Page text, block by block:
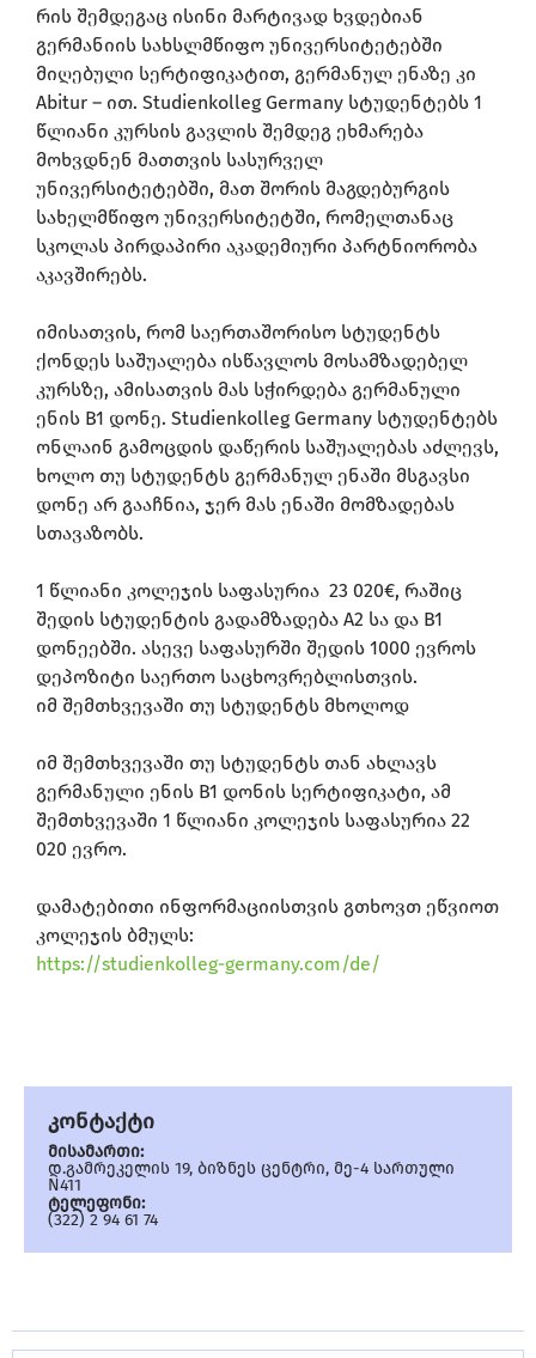
რის შემდეგაც ისინი მარტივად ხვდებიან
გერმანიის სახსლმწიფო უნივერსიტეტებში
მიღებული სერტიფიკატით, გერმანულ ენაზე კი
Abitur – ით. Studienkolleg Germany სტუდენტებს 1
წლიანი კურსის გავლის შემდეგ ეხმარება
მოხვდნენ მათთვის სასურველ
უნივერსიტეტებში, მათ შორის მაგდებურგის
სახელმწიფო უნივერსიტეტში, რომელთანაც
სკოლას პირდაპირი აკადემიური პარტნიორობა
აკავშირებს.
იმისათვის, რომ საერთაშორისო სტუდენტს
ქონდეს საშუალება ისწავლოს მოსამზადებელ
კურსზე, ამისათვის მას სჭირდება გერმანული
ენის B1 დონე. Studienkolleg Germany სტუდენტებს
ონლაინ გამოცდის დაწერის საშუალებას აძლევს,
ხოლო თუ სტუდენტს გერმანულ ენაში მსგავსი
დონე არ გააჩნია, ჯერ მას ენაში მომზადებას
სთავაზობს.
1 წლიანი კოლეჯის საფასურია 23 020€, რაშიც
შედის სტუდენტის გადამზადება A2 სა და B1
დონეებში. ასევე საფასურში შედის 1000 ევროს
დეპოზიტი საერთო საცხოვრებლისთვის.
იმ შემთხვევაში თუ სტუდენტს მხოლოდ
იმ შემთხვევაში თუ სტუდენტს თან ახლავს
გერმანული ენის B1 დონის სერტიფიკატი, ამ
შემთხვევაში 1 წლიანი კოლეჯის საფასურია 22
020 ევრო.
დამატებითი ინფორმაციისთვის გთხოვთ ეწვიოთ
კოლეჯის ბმულს:
https://studienkolleg-germany.com/de/
კონტაქტი
მისამართი:
დ.გამრეკელის 19, ბიზნეს ცენტრი, მე-4 სართული
N411
ტელეფონი:
(322) 2 94 61 74